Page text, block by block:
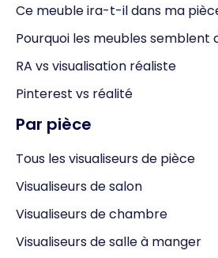
Ce meuble ira-t-il dans ma
Pourquoi les meubles semblent
RA vs visualisation réaliste
Pinterest vs réalité
Par pièce
Tous les visualiseurs de pièce
Visualiseurs de salon
Visualiseurs de chambre
Visualiseurs de salle à manger